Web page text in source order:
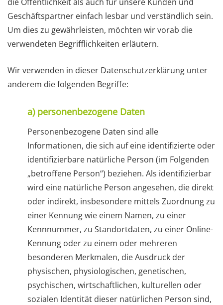
Geschäftspartner einfach lesbar und verständlich sein.
Um dies zu gewährleisten, möchten wir vorab die
verwendeten Begrifflichkeiten erläutern.
Wir verwenden in dieser Datenschutzerklärung unter
anderem die folgenden Begriffe:
a) personenbezogene Daten
Personenbezogene Daten sind alle
Informationen, die sich auf eine identifizierte oder
identifizierbare natürliche Person (im Folgenden
„betroffene Person“) beziehen. Als identifizierbar
wird eine natürliche Person angesehen, die direkt
oder indirekt, insbesondere mittels Zuordnung zu
einer Kennung wie einem Namen, zu einer
Kennnummer, zu Standortdaten, zu einer Online-
Kennung oder zu einem oder mehreren
besonderen Merkmalen, die Ausdruck der
physischen, physiologischen, genetischen,
psychischen, wirtschaftlichen, kulturellen oder
sozialen Identität dieser natürlichen Person sind,